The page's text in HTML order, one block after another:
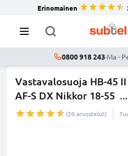
Erinomainen
0800 918 243·Ma -
Vastavalosuoja HB-45
AF-S DX Nikkor 18-55 ...
(20 arvostelut)